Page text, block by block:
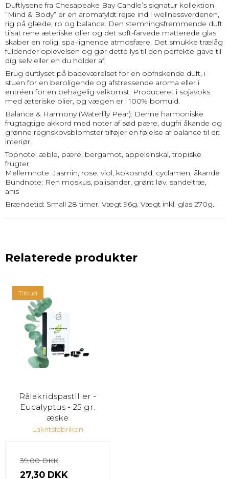
Duftlysene fra Chesapeake Bay Candle’s signatur kollektion
”Mind & Body” er en aromafyldt rejse ind i wellnessverdenen,
rig på glæde, ro og balance. Den stemningsfremmende duft
tilsat rene æteriske olier og det soft-farvede matterede glas
skaber en rolig, spa-lignende atmosfære. Det smukke trælåg
fuldender oplevelsen og gør dette lys til den perfekte gave til
dig selv eller en du holder af.
Brug duftlyset på badeværelset for en opfriskende duft, i
stuen for en beroligende og afstressende aroma eller i
entréen for en behagelig velkomst. Produceret i sojavoks
med æteriske olier, og vægen er i 100% bomuld.
Balance & Harmony (Waterlily Pear): Denne harmoniske
frugtagtige akkord med noter af sød pære, dugfri åkande og
grønne regnskovsblomster tilføjer en følelse af balance til dit
interiør.
Topnote: æble, pære, bergamot, appelsinskal, tropiske
frugter
Mellemnote: Jasmin, rose, viol, kokosnød, cyclamen, åkande
Bundnote: Ren moskus, palisander, grønt løv, sandeltræ,
anis
Brændetid: Small 28 timer. Vægt 96g. Vægt inkl. glas 270g.
Relaterede produkter
Tilbud
Rålakridspastiller -
Eucalyptus - 25 gr.
æske
Lakritsfabriken
39,00 DKK
27,30 DKK